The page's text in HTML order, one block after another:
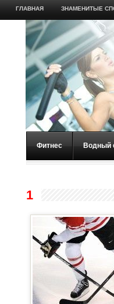
ГЛАВНАЯ ЗНАМЕНИТЫЕ
Фитнес Водный
1